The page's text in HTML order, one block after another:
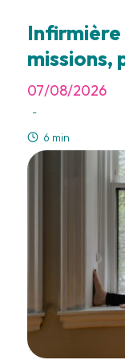
Infirmière
missions,
07/08/2026
-
6 min